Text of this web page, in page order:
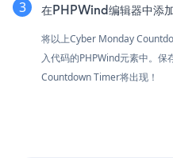
在PHPWind编辑器中添
将以上Cyber Monday
入代码的PHPWind元素中。
Countdown Timer将出现！